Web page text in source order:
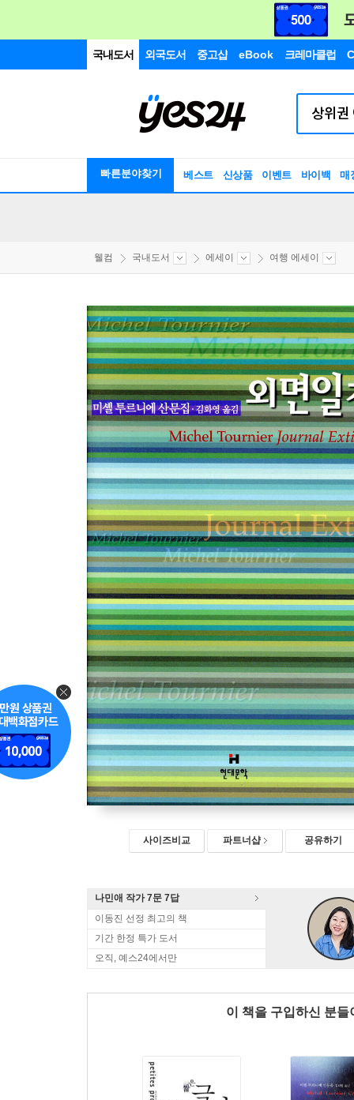
국내도서 외국도서 중고샵 eBook 크레마클럽
빠른분야찾기 베스트 신상품 이벤트 바이백 매
웰컴 국내도서 에세이 여행 에세이
사이즈비교 파트너샵 공유하기
나민애 작가 7문 7답
이동진 선정 최고의 책
기간 한정 특가 도서
오직, 예스24에서만
이 책을 구입하신 분